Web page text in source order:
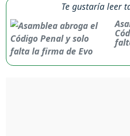
Te gustaría leer